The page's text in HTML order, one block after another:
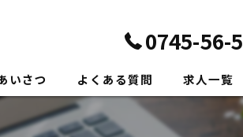
0745-56-
いさつ よくある質問 求人一覧